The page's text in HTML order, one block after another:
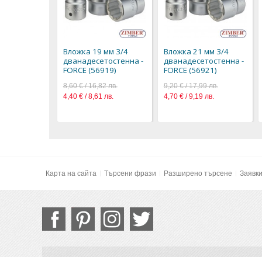
Вложка 19 мм 3/4
дванадесетостенна -
FORCE (56919)
8,60 € / 16,82 лв.
4,40 € / 8,61 лв.
Вложка 21 мм 3/4
дванадесетостенна -
FORCE (56921)
9,20 € / 17,99 лв.
4,70 € / 9,19 лв.
Карта на сайта Търсени фрази Разширено търсене